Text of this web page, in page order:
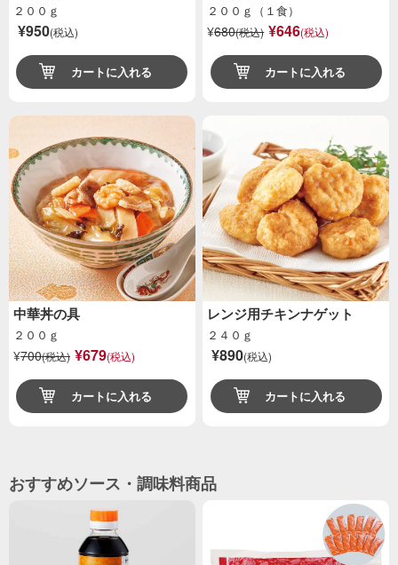
２００ｇ
¥950(税込)
カートに入れる
２００ｇ（１食）
¥680(税込) ¥646(税込)
カートに入れる
中華丼の具
２００ｇ
¥700(税込) ¥679(税込)
カートに入れる
レンジ用チキンナゲット
２４０ｇ
¥890(税込)
カートに入れる
おすすめソース・調味料商品